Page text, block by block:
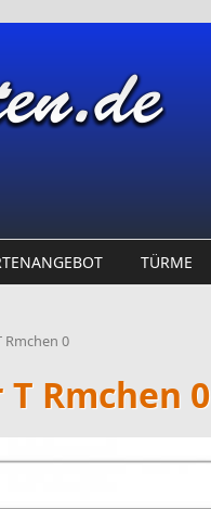
TÜRME
Rmchen 0
Rmchen 0